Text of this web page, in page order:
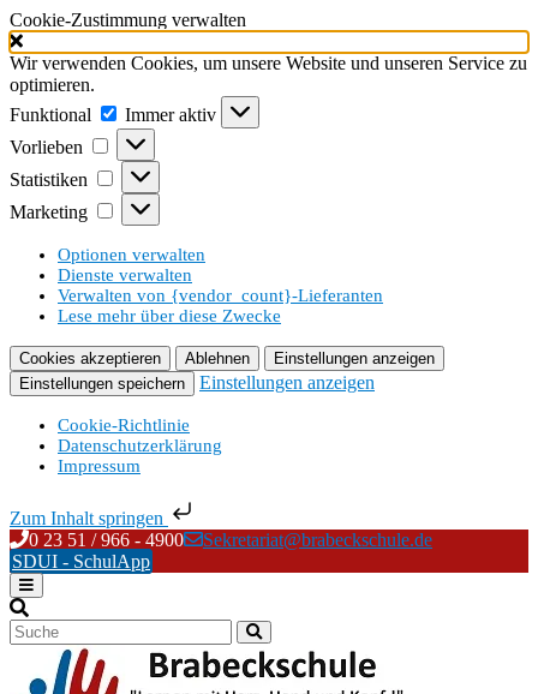
Cookie-Zustimmung verwalten
Wir verwenden Cookies, um unsere Website und unseren Service zu
optimieren.
Funktional
Funktional
Immer aktiv
Vorlieben
Vorlieben
Statistiken Statistiken
Marketing Marketing
Optionen verwalten
Dienste verwalten
Verwalten von {vendor_count}-Lieferanten
Lese mehr über diese Zwecke
Cookies akzeptieren Ablehnen
Einstellungen anzeigen
Einstellungen speichern
Einstellungen anzeigen
Cookie-Richtlinie
Datenschutzerklärung
Impressum
Zum Inhalt springen
Skip
to
content
0 23 51 / 966 - 4900
Sekretariat@brabeckschule.de
SDUI - SchulApp